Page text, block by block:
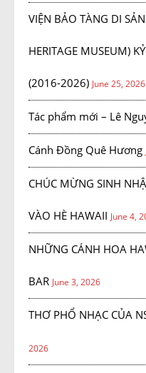
VIỆN BẢO TÀNG DI
HERITAGE MUSEUM)
(2016-2026) June 25, 2026
Tác phẩm mới – Lê
Cánh Đồng Quê Hương
CHÚC MỪNG SINH
VÀO HÈ HAWAII June 4,
NHỮNG CÁNH HOA
BAR June 3, 2026
THƠ PHỔ NHẠC CỦA
2026